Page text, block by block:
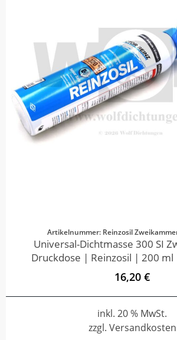
Artikelnummer: Reinzosil
Universal-Dichtmasse 300 SI
Druckdose | Reinzosil | 200 ml
16,20 €
inkl. 20 % MwSt.
zzgl. Versandkosten